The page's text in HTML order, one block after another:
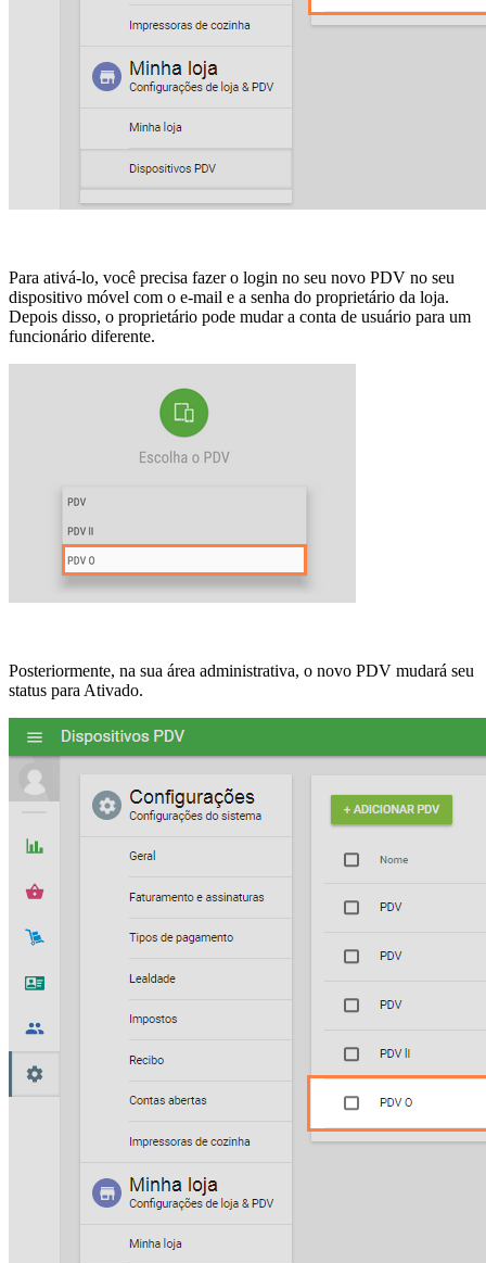
Para ativá-lo, você precisa fazer o login no seu novo PDV no seu
dispositivo móvel com o e-mail e a senha do proprietário da loja.
Depois disso, o proprietário pode mudar a conta de usuário para um
funcionário diferente.
Posteriormente, na sua área administrativa, o novo PDV mudará seu
status para Ativado.